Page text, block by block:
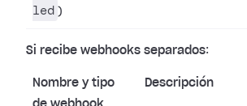
led )
Si recibe webhooks separados:
Nombre y tipo
Descripción